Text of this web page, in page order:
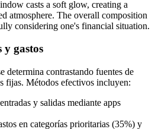
y gastos
determina contrastando fuentes de
fijas. Métodos efectivos incluyen:
y salidas mediante apps
en categorías prioritarias (35%) y